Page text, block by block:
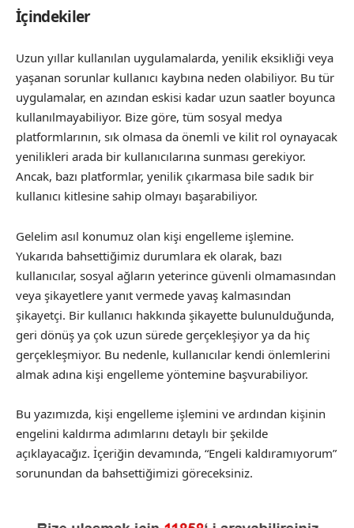
İçindekiler
Uzun yıllar kullanılan uygulamalarda, yenilik eksikliği veya
yaşanan sorunlar kullanıcı kaybına neden olabiliyor. Bu tür
uygulamalar, en azından eskisi kadar uzun saatler boyunca
kullanılmayabiliyor. Bize göre, tüm sosyal medya
platformlarının, sık olmasa da önemli ve kilit rol oynayacak
yenilikleri arada bir kullanıcılarına sunması gerekiyor.
Ancak, bazı platformlar, yenilik çıkarmasa bile sadık bir
kullanıcı kitlesine sahip olmayı başarabiliyor.
Gelelim asıl konumuz olan kişi engelleme işlemine.
Yukarıda bahsettiğimiz durumlara ek olarak, bazı
kullanıcılar, sosyal ağların yeterince güvenli olmamasından
veya şikayetlere yanıt vermede yavaş kalmasından
şikayetçi. Bir kullanıcı hakkında şikayette bulunulduğunda,
geri dönüş ya çok uzun sürede gerçekleşiyor ya da hiç
gerçekleşmiyor. Bu nedenle, kullanıcılar kendi önlemlerini
almak adına kişi engelleme yöntemine başvurabiliyor.
Bu yazımızda, kişi engelleme işlemini ve ardından kişinin
engelini kaldırma adımlarını detaylı bir şekilde
açıklayacağız. İçeriğin devamında, “Engeli kaldıramıyorum”
sorunundan da bahsettiğimizi göreceksiniz.